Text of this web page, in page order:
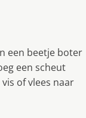
een beetje boter
een scheut
of vlees naar